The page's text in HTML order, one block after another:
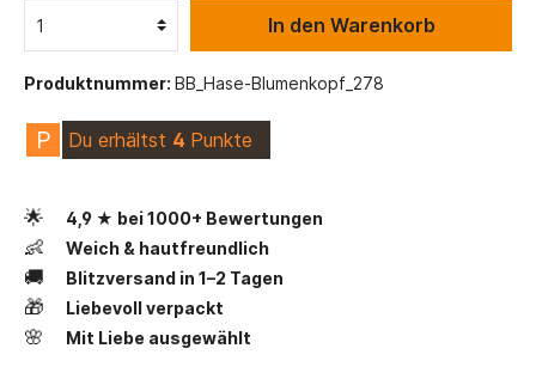
In den Warenkorb
Produktnummer: BB_Hase-Blumenkopf_278
P Du erhältst 4 Punkte
🌟 4,9 ★ bei 1000+ Bewertungen
👶 Weich & hautfreundlich
🚚 Blitzversand in 1–2 Tagen
🎁 Liebevoll verpackt
🌸 Mit Liebe ausgewählt